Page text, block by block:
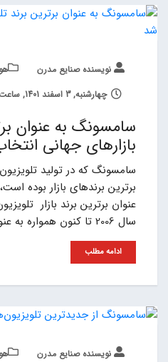
نویسنده صنایع مدرن
چهارشنبه, 3 اسفند 1401, ساعت 9:52
سامسونگ به عنوان
بازارهای جهانی
سامسونگ که در تولید
برترین برندهای بازار بوده
عنوان برترین برند بازار
سال 2006 تا کنون همواره به عنوان
ادامه مطلب
نویسنده صنایع مدرن